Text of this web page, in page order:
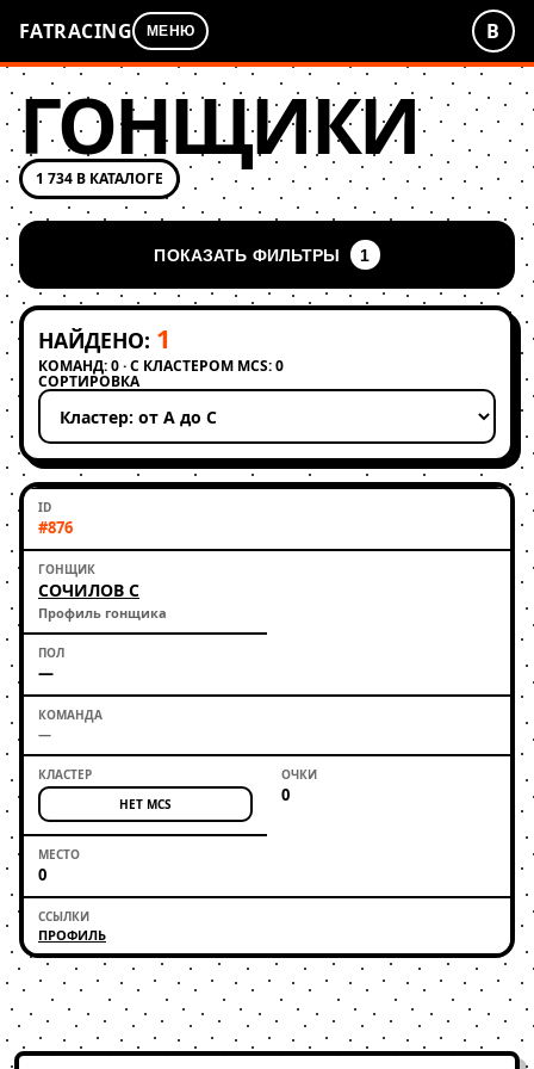
FATRACING МЕНЮ В
ГОНЩИКИ
1 734 В КАТАЛОГЕ
ПОКАЗАТЬ ФИЛЬТРЫ 1
НАЙДЕНО: 1
КОМАНД: 0 · С КЛАСТЕРОМ MCS: 0
СОРТИРОВКА
Применить сортировку
#876
СОЧИЛОВ С
Профиль гонщика
—
—
НЕТ MCS 0
0
ПРОФИЛЬ